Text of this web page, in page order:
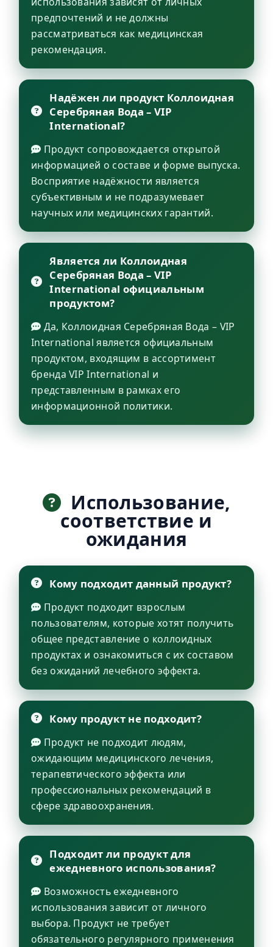
предпочтений и не должны
рассматриваться как медицинская
рекомендация.
Надёжен ли продукт Коллоидная
Серебряная Вода – VIP
International?
Продукт сопровождается открытой
информацией о составе и форме выпуска.
Восприятие надёжности является
субъективным и не подразумевает
научных или медицинских гарантий.
Является ли Коллоидная
Серебряная Вода – VIP
International официальным
продуктом?
Да, Коллоидная Серебряная Вода – VIP
International является официальным
продуктом, входящим в ассортимент
бренда VIP International и
представленным в рамках его
информационной политики.
Использование,
соответствие и
ожидания
Кому подходит данный продукт?
Продукт подходит взрослым
пользователям, которые хотят получить
общее представление о коллоидных
продуктах и ознакомиться с их составом
без ожиданий лечебного эффекта.
Кому продукт не подходит?
Продукт не подходит людям,
ожидающим медицинского лечения,
терапевтического эффекта или
профессиональных рекомендаций в
сфере здравоохранения.
Подходит ли продукт для
ежедневного использования?
Возможность ежедневного
использования зависит от личного
выбора. Продукт не требует
обязательного регулярного применения